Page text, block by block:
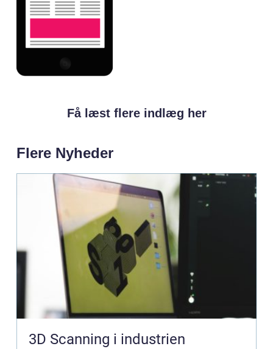
Få læst flere indlæg her
Flere Nyheder
3D Scanning i industrien